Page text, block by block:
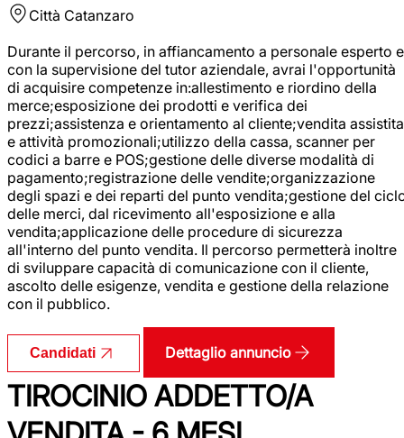
Città Catanzaro
Durante il percorso, in affiancamento a personale esperto e
con la supervisione del tutor aziendale, avrai l'opportunità
di acquisire competenze in:allestimento e riordino della
merce;esposizione dei prodotti e verifica dei
prezzi;assistenza e orientamento al cliente;vendita assistita
e attività promozionali;utilizzo della cassa, scanner per
codici a barre e POS;gestione delle diverse modalità di
pagamento;registrazione delle vendite;organizzazione
degli spazi e dei reparti del punto vendita;gestione del
delle merci, dal ricevimento all'esposizione e alla
vendita;applicazione delle procedure di sicurezza
all'interno del punto vendita. Il percorso permetterà inoltre
di sviluppare capacità di comunicazione con il cliente,
ascolto delle esigenze, vendita e gestione della relazione
con il pubblico.
Candidati Dettaglio annuncio
TIROCINIO ADDETTO/A